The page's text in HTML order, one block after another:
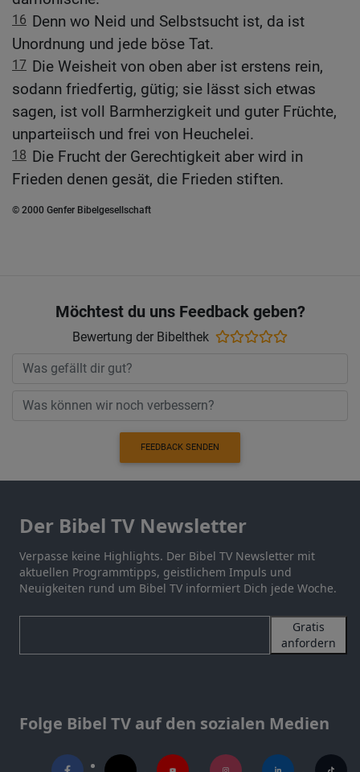
16 Denn wo Neid und Selbstsucht ist, da ist
Unordnung und jede böse Tat.
17 Die Weisheit von oben aber ist erstens rein,
sodann friedfertig, gütig; sie lässt sich etwas
sagen, ist voll Barmherzigkeit und guter Früchte,
unparteiisch und frei von Heuchelei.
18 Die Frucht der Gerechtigkeit aber wird in
Frieden denen gesät, die Frieden stiften.
© 2000 Genfer Bibelgesellschaft
Möchtest du uns Feedback geben?
Bewertung der Bibelthek
FEEDBACK SENDEN
Der Bibel TV Newsletter
Verpasse keine Highlights. Der Bibel TV Newsletter mit
aktuellen Programmtipps, geistlichem Impuls und
Neuigkeiten rund um Bibel TV informiert Dich jede Woche.
Gratis
anfordern
Folge Bibel TV auf den sozialen Medien